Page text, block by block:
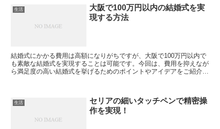
生活
大阪で100万円以内の結婚式を実
現する方法
結婚式にかかる費用は高額になりがちですが、大阪で100万円以内で
も素敵な結婚式を実現することは可能です。今回は、費用を抑えなが
ら満足度の高い結婚式を挙げるためのポイントやアイデアをご紹介し
生活
セリアの細いタッチペンで精密操
作を実現！